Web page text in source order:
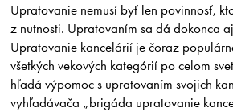
Upratovanie nemusí byť len povinnosť,
z nutnosti. Upratovaním sa dá dokonca
Upratovanie kancelárií je čoraz
všetkých vekových kategórií po celom
hľadá výpomoc s upratovaním svojich
vyhľadávača „brigáda upratovanie